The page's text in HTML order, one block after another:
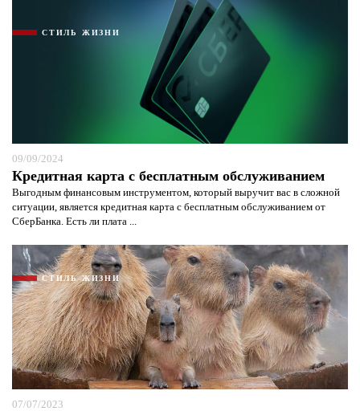
СТИЛЬ ЖИЗНИ
09/09/2024
Кредитная карта с бесплатным обслуживанием
Выгодным финансовым инструментом, который выручит вас в сложной
ситуации, является кредитная карта с бесплатным обслуживанием от
СберБанка. Есть ли плата ...
СТИЛЬ ЖИЗНИ
07/07/2023
Я согласен сполитикой конфиденциальности и
защиты информации*
Я согласен сполитикой конфиденциальности и
защиты информации*